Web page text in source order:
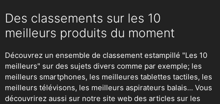
Des classements sur les 10
meilleurs produits du moment
Découvrez un ensemble de classement estampillé "Les 10
meilleurs" sur des sujets divers comme par exemple; les
meilleurs smartphones, les meilleures tablettes tactiles, les
meilleurs télévisons, les meilleurs aspirateurs balais... Vous
découvrirez aussi sur notre site web des articles sur les